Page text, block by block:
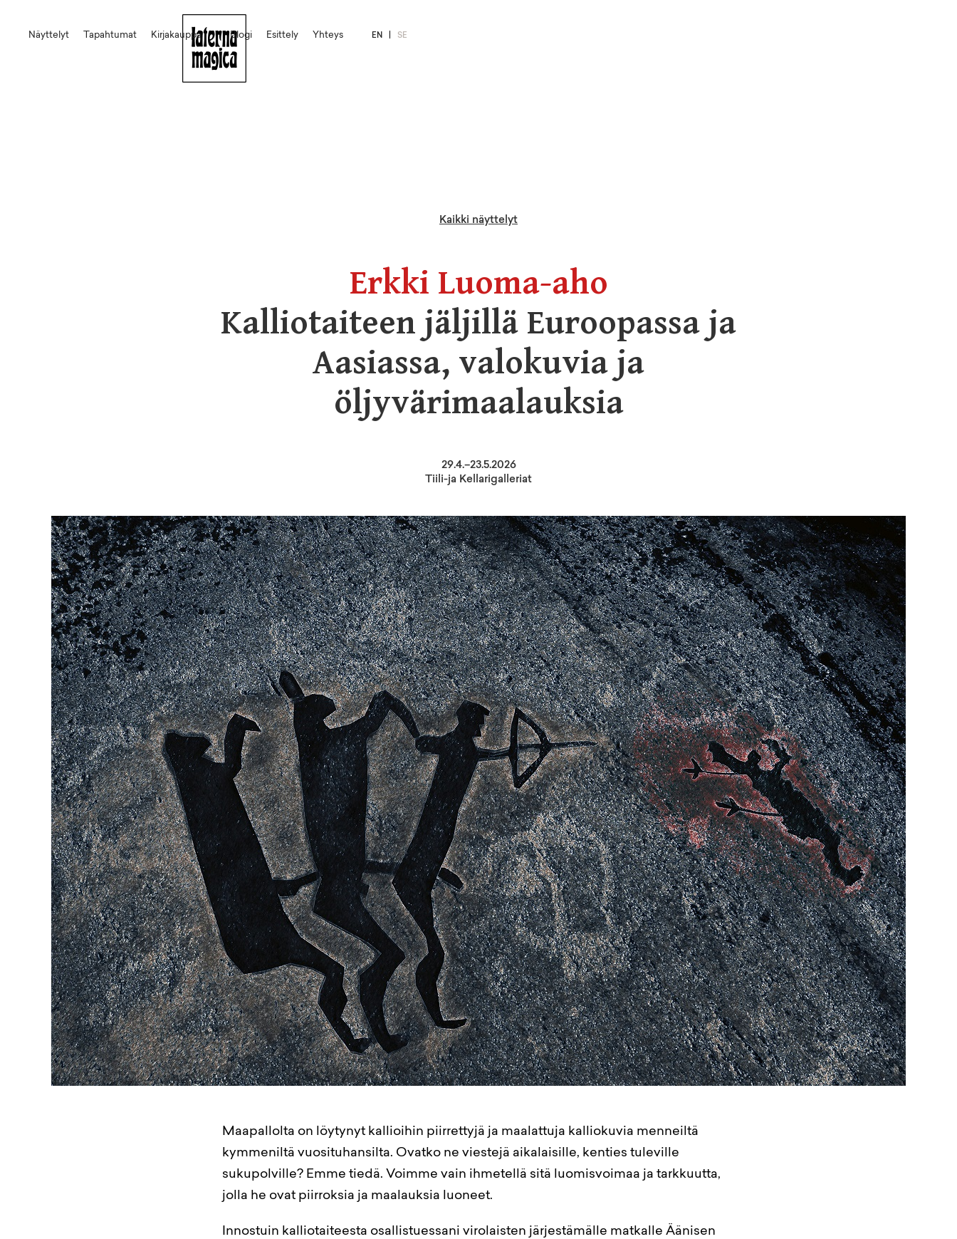
Näyttelyt Tapahtumat Kirjakauppa EN SE
Blogi Esittely Yhteys
Kaikki näyttelyt
Erkki Luoma-aho
Kalliotaiteen jäljillä Euroopassa ja
Aasiassa, valokuvia ja
öljyvärimaalauksia
29.4.–23.5.2026
Tiili-ja Kellarigalleriat
Maapallolta on löytynyt kallioihin piirrettyjä ja maalattuja kalliokuvia menneiltä
kymmeniltä vuosituhansilta. Ovatko ne viestejä aikalaisille, kenties tuleville
sukupolville? Emme tiedä. Voimme vain ihmetellä sitä luomisvoimaa ja tarkkuutta,
jolla he ovat piirroksia ja maalauksia luoneet.
Innostuin kalliotaiteesta osallistuessani virolaisten järjestämälle matkalle Äänisen